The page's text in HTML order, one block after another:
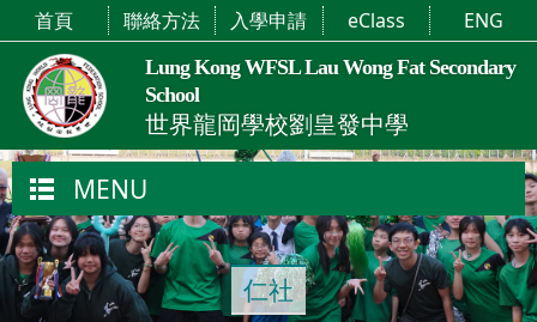
Lung Kong WFSL Lau Wong Fat Secondary
School
世界龍岡學校劉皇發中學
首頁 聯絡方法 入學申請 eClass ENG
MENU
仁社